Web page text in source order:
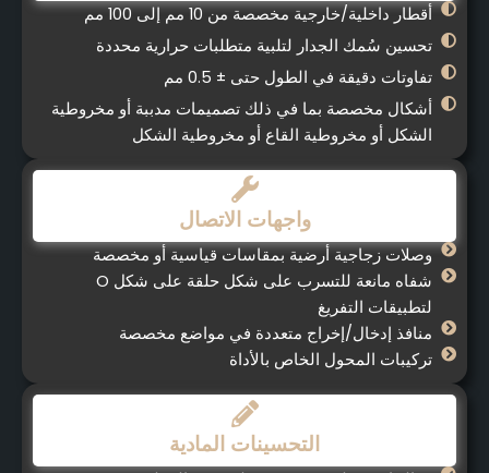
أقطار داخلية/خارجية مخصصة من 10 مم إلى 100 مم
تحسين سُمك الجدار لتلبية متطلبات حرارية محددة
تفاوتات دقيقة في الطول حتى ± 0.5 مم
أشكال مخصصة بما في ذلك تصميمات مدببة أو مخروطية
الشكل أو مخروطية القاع أو مخروطية الشكل
واجهات الاتصال
وصلات زجاجية أرضية بمقاسات قياسية أو مخصصة
شفاه مانعة للتسرب على شكل حلقة على شكل O
لتطبيقات التفريغ
منافذ إدخال/إخراج متعددة في مواضع مخصصة
تركيبات المحول الخاص بالأداة
التحسينات المادية